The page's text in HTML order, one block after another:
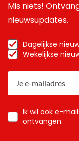
Mis niets!
nieuwsupdates.
Dagelijkse
Wekelijkse
Ik wil ook e-
ontvangen.